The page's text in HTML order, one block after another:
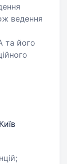
ведення
та його